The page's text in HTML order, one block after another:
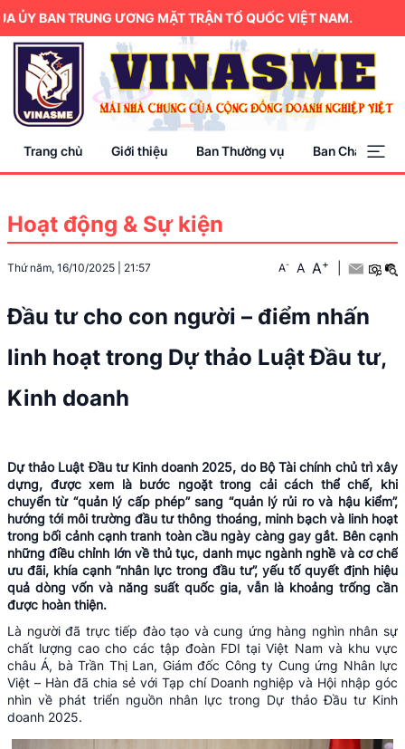
TRUNG ƯƠNG MẶT TRẬN TỔ QUỐC VIỆT NAM.
Trang chủ Giới thiệu Ban Thường vụ Ban Chấp hành
Hoạt động & Sự kiện
Thứ năm, 16/10/2025 21:57 A- A A+
Đầu tư cho con người – điểm nhấn
linh hoạt trong Dự thảo Luật Đầu tư,
Kinh doanh
Dự thảo Luật Đầu tư Kinh doanh 2025, do Bộ Tài chính chủ trì xây
dựng, được xem là bước ngoặt trong cải cách thể chế, khi
chuyển từ “quản lý cấp phép” sang “quản lý rủi ro và hậu kiểm”,
hướng tới môi trường đầu tư thông thoáng, minh bạch và linh hoạt
trong bối cảnh cạnh tranh toàn cầu ngày càng gay gắt. Bên cạnh
những điều chỉnh lớn về thủ tục, danh mục ngành nghề và cơ chế
ưu đãi, khía cạnh “nhân lực trong đầu tư”, yếu tố quyết định hiệu
quả dòng vốn và năng suất quốc gia, vẫn là khoảng trống cần
được hoàn thiện.
Là người đã trực tiếp đào tạo và cung ứng hàng nghìn nhân sự
chất lượng cao cho các tập đoàn FDI tại Việt Nam và khu vực
châu Á, bà Trần Thị Lan, Giám đốc Công ty Cung ứng Nhân lực
Việt – Hàn đã chia sẻ với Tạp chí Doanh nghiệp và Hội nhập góc
nhìn về phát triển nguồn nhân lực trong Dự thảo Đầu tư Kinh
doanh 2025.